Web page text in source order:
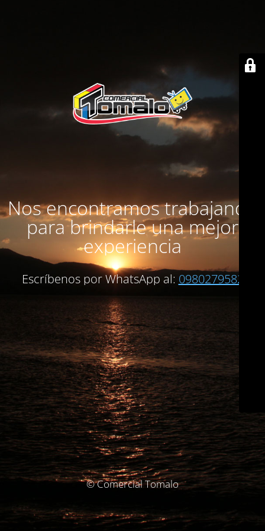
Nos encontramos trabajando
para brindarle una mejor
experiencia
Escríbenos por WhatsApp al: 0980279582
© Comercial Tomalo